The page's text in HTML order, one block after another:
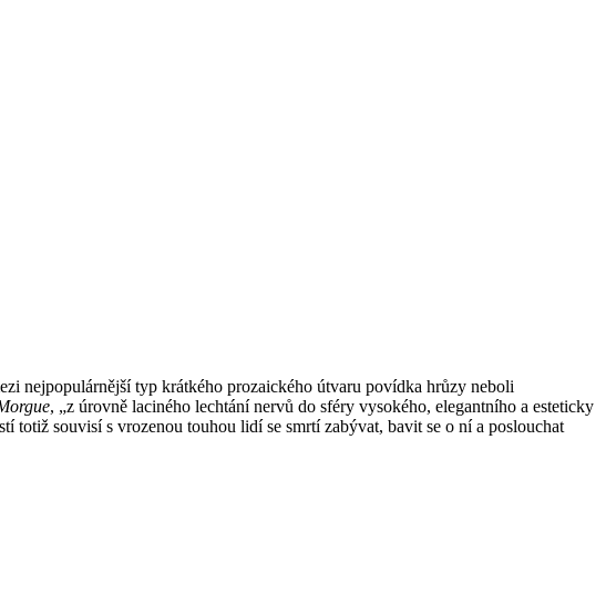
nejpopulárnější typ krátkého prozaického útvaru povídka hrůzy neboli
, „z úrovně laciného lechtání nervů do sféry vysokého, elegantního a esteticky
totiž souvisí s vrozenou touhou lidí se smrtí zabývat, bavit se o ní a poslouchat